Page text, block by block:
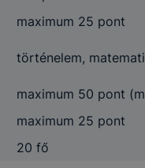
maximum 25 pont
történelem,
maximum 50 pont
maximum 25 pont
20 fő